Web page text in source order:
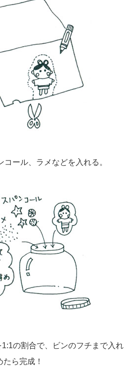
ール、ラメなどを入れる。
の割合で、ビンのフチまで入れ
ら完成！